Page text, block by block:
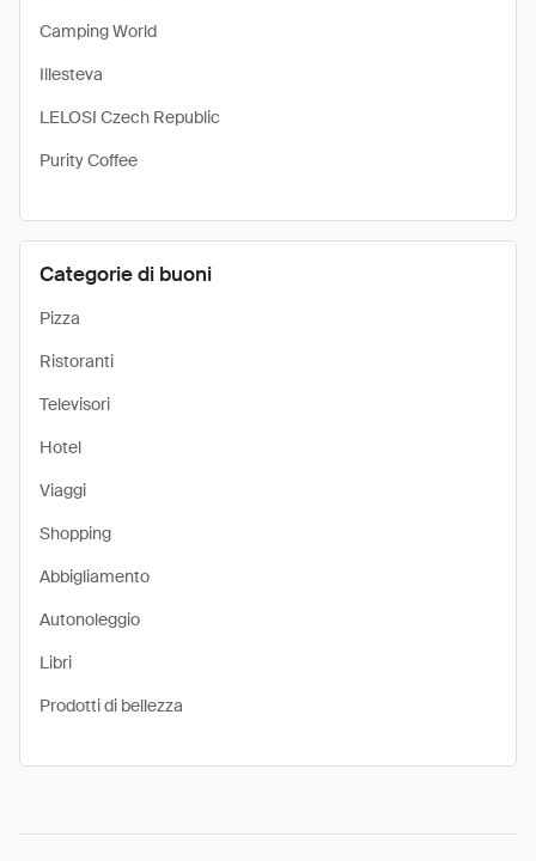
Camping World
Illesteva
LELOSI Czech Republic
Purity Coffee
Categorie di buoni
Pizza
Ristoranti
Televisori
Hotel
Viaggi
Shopping
Abbigliamento
Autonoleggio
Libri
Prodotti di bellezza